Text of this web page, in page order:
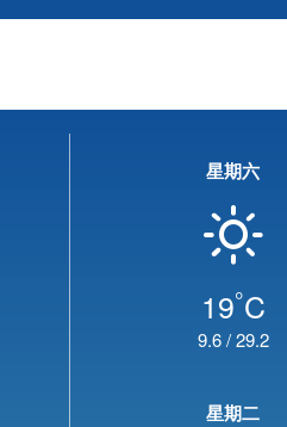
星期六
19°C
9.6/29.2
星期二